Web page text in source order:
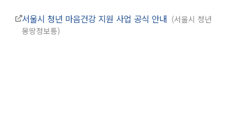
서울시 청년 마음건강 지원 사업 공식 안내
서울시 청년
몽땅정보통